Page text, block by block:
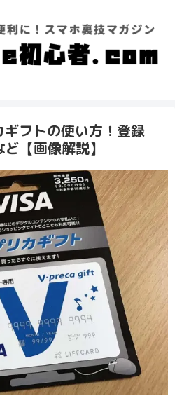
フトの使い方！登録
【画像解説】